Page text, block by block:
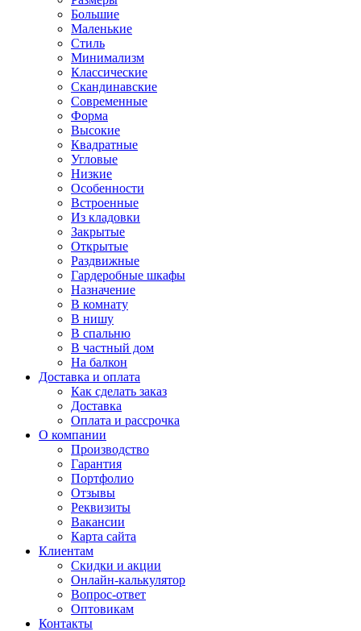
Большие
Маленькие
Стиль
Минимализм
Классические
Скандинавские
Современные
Форма
Высокие
Квадратные
Угловые
Низкие
Особенности
Встроенные
Из кладовки
Закрытые
Открытые
Раздвижные
Гардеробные шкафы
Назначение
В комнату
В нишу
В спальню
В частный дом
На балкон
Доставка и оплата
Как сделать заказ
Доставка
Оплата и рассрочка
О компании
Производство
Гарантия
Портфолио
Отзывы
Реквизиты
Вакансии
Карта сайта
Клиентам
Скидки и акции
Онлайн-калькулятор
Вопрос-ответ
Оптовикам
Контакты